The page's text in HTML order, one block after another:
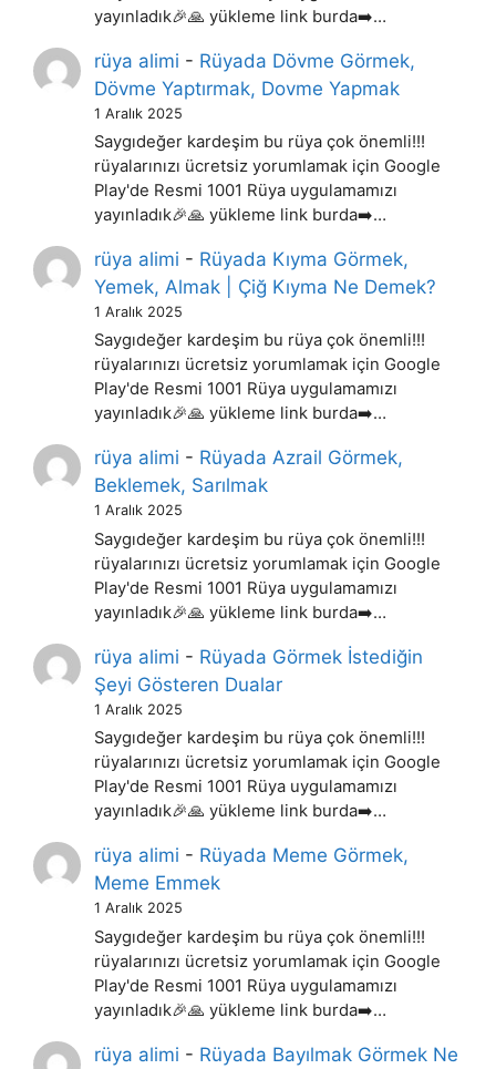
yayınladık🎉🙏 yükleme link burda➡️…
rüya alimi - Rüyada Dövme Görmek,
Dövme Yaptırmak, Dovme Yapmak
1 Aralık 2025
Saygıdeğer kardeşim bu rüya çok önemli!!!
rüyalarınızı ücretsiz yorumlamak için Google
Play'de Resmi 1001 Rüya uygulamamızı
yayınladık🎉🙏 yükleme link burda➡️…
rüya alimi - Rüyada Kıyma Görmek,
Yemek, Almak | Çiğ Kıyma Ne Demek?
1 Aralık 2025
Saygıdeğer kardeşim bu rüya çok önemli!!!
rüyalarınızı ücretsiz yorumlamak için Google
Play'de Resmi 1001 Rüya uygulamamızı
yayınladık🎉🙏 yükleme link burda➡️…
rüya alimi - Rüyada Azrail Görmek,
Beklemek, Sarılmak
1 Aralık 2025
Saygıdeğer kardeşim bu rüya çok önemli!!!
rüyalarınızı ücretsiz yorumlamak için Google
Play'de Resmi 1001 Rüya uygulamamızı
yayınladık🎉🙏 yükleme link burda➡️…
rüya alimi - Rüyada Görmek İstediğin
Şeyi Gösteren Dualar
1 Aralık 2025
Saygıdeğer kardeşim bu rüya çok önemli!!!
rüyalarınızı ücretsiz yorumlamak için Google
Play'de Resmi 1001 Rüya uygulamamızı
yayınladık🎉🙏 yükleme link burda➡️…
rüya alimi - Rüyada Meme Görmek,
Meme Emmek
1 Aralık 2025
Saygıdeğer kardeşim bu rüya çok önemli!!!
rüyalarınızı ücretsiz yorumlamak için Google
Play'de Resmi 1001 Rüya uygulamamızı
yayınladık🎉🙏 yükleme link burda➡️…
rüya alimi - Rüyada Bayılmak Görmek Ne